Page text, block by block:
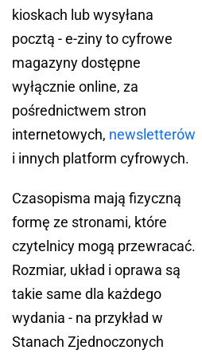
kioskach lub wysyłana
pocztą - e-ziny to cyfrowe
magazyny dostępne
wyłącznie online, za
pośrednictwem stron
internetowych, newsletterów
i innych platform cyfrowych.
Czasopisma mają fizyczną
formę ze stronami, które
czytelnicy mogą przewracać.
Rozmiar, układ i oprawa są
takie same dla każdego
wydania - na przykład w
Stanach Zjednoczonych